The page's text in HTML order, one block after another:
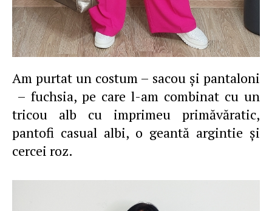
Am purtat un costum – sacou şi pantaloni
– fuchsia, pe care l-am combinat cu un
tricou alb cu imprimeu primăvăratic,
pantofi casual albi, o geantă argintie şi
cercei roz.